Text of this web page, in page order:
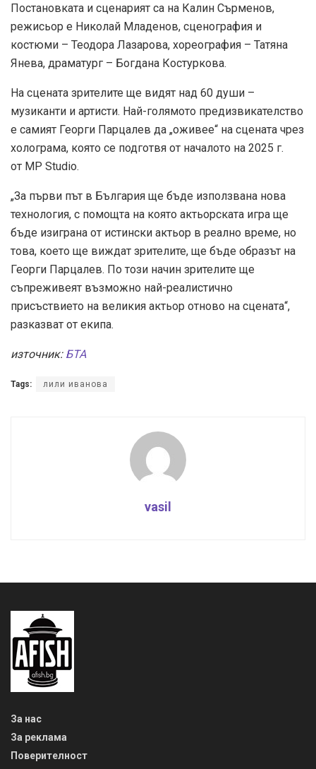
Постановката и сценарият са на Калин Сърменов,
режисьор е Николай Младенов, сценография и
костюми – Теодора Лазарова, хореография – Татяна
Янева, драматург – Богдана Костуркова.
На сцената зрителите ще видят над 60 души –
музиканти и артисти. Най-голямото предизвикателство
е самият Георги Парцалев да „оживее“ на сцената чрез
холограма, която се подготвя от началото на 2025 г.
от МР Studio.
„За първи път в България ще бъде използвана нова
технология, с помощта на която актьорската игра ще
бъде изиграна от истински актьор в реално време, но
това, което ще виждат зрителите, ще бъде образът на
Георги Парцалев. По този начин зрителите ще
съпреживеят възможно най-реалистично
присъствието на великия актьор отново на сцената“,
разказват от екипа.
източник: БТА
Tags: лили иванова
vasil
За нас
За реклама
Поверителност